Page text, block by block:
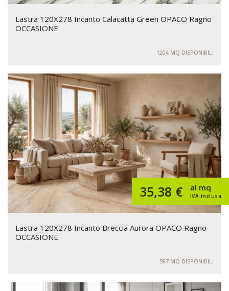
Lastra 120X278 Incanto Calacatta Green OPACO Ragno
OCCASIONE
1204 MQ DISPONIBILI
35,38 € IVA inclusa
al mq
Lastra 120X278 Incanto Breccia Aurora OPACO Ragno
OCCASIONE
597 MQ DISPONIBILI